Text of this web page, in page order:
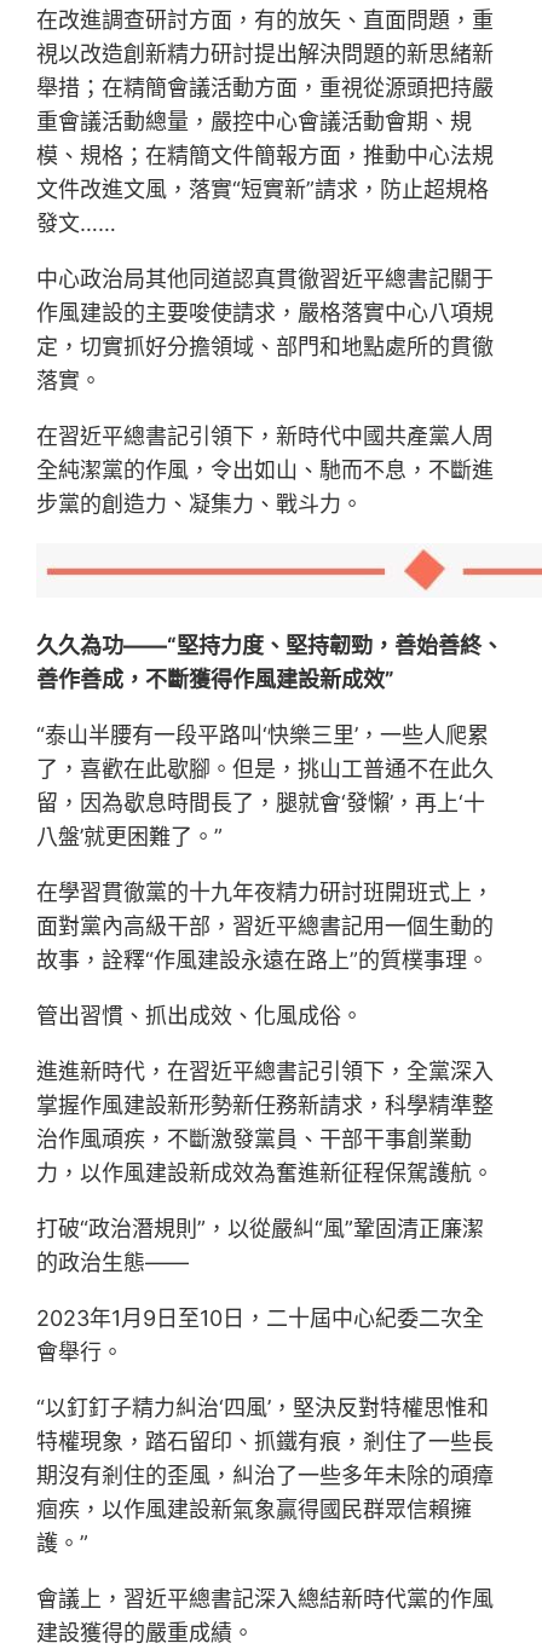
在改進調查研討方面，有的放矢、直面問題，重
視以改造創新精力研討提出解決問題的新思緒新
舉措；在精簡會議活動方面，重視從源頭把持嚴
重會議活動總量，嚴控中心會議活動會期、規
模、規格；在精簡文件簡報方面，推動中心法規
文件改進文風，落實“短實新”請求，防止超規格
發文……
中心政治局其他同道認真貫徹習近平總書記關于
作風建設的主要唆使請求，嚴格落實中心八項規
定，切實抓好分擔領域、部門和地點處所的貫徹
落實。
在習近平總書記引領下，新時代中國共產黨人周
全純潔黨的作風，令出如山、馳而不息，不斷進
步黨的創造力、凝集力、戰斗力。
久久為功——“堅持力度、堅持韌勁，善始善終、
善作善成，不斷獲得作風建設新成效”
“泰山半腰有一段平路叫‘快樂三里’，一些人爬累
了，喜歡在此歇腳。但是，挑山工普通不在此久
留，因為歇息時間長了，腿就會‘發懶’，再上‘十
八盤’就更困難了。”
在學習貫徹黨的十九年夜精力研討班開班式上，
面對黨內高級干部，習近平總書記用一個生動的
故事，詮釋“作風建設永遠在路上”的質樸事理。
管出習慣、抓出成效、化風成俗。
進進新時代，在習近平總書記引領下，全黨深入
掌握作風建設新形勢新任務新請求，科學精準整
治作風頑疾，不斷激發黨員、干部干事創業動
力，以作風建設新成效為奮進新征程保駕護航。
打破“政治潛規則”，以從嚴糾“風”鞏固清正廉潔
的政治生態——
2023年1月9日至10日，二十屆中心紀委二次全
會舉行。
“以釘釘子精力糾治‘四風’，堅決反對特權思惟和
特權現象，踏石留印、抓鐵有痕，剎住了一些長
期沒有剎住的歪風，糾治了一些多年未除的頑瘴
痼疾，以作風建設新氣象贏得國民群眾信賴擁
護。”
會議上，習近平總書記深入總結新時代黨的作風
建設獲得的嚴重成績。